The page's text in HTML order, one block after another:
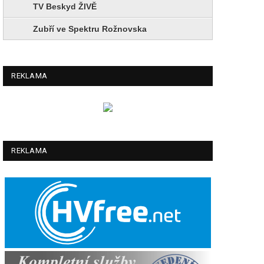
TV Beskyd ŽIVĚ
Zubří ve Spektru Rožnovska
REKLAMA
REKLAMA